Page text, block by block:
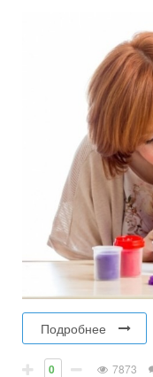
Подробнее
0 7873